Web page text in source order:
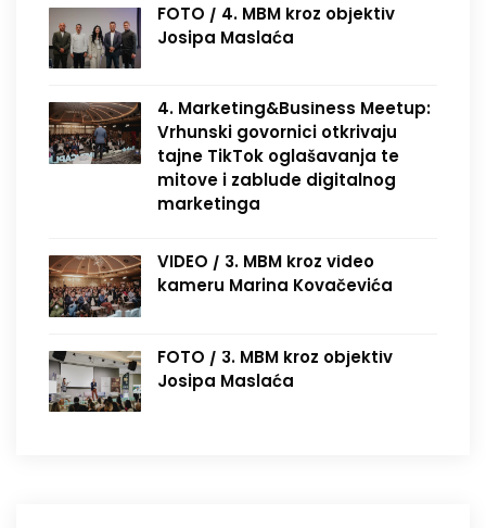
FOTO / 4. MBM kroz objektiv
Josipa Maslaća
4. Marketing&Business Meetup:
Vrhunski govornici otkrivaju
tajne TikTok oglašavanja te
mitove i zablude digitalnog
marketinga
VIDEO / 3. MBM kroz video
kameru Marina Kovačevića
FOTO / 3. MBM kroz objektiv
Josipa Maslaća